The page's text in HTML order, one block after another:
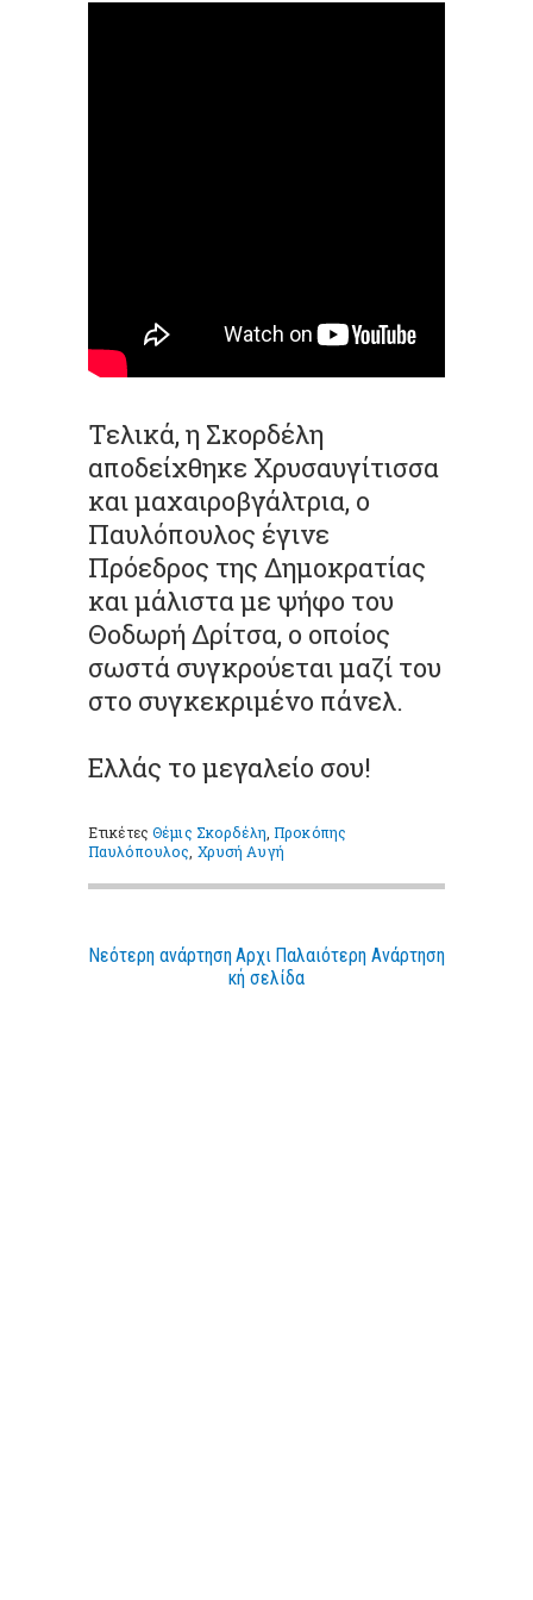
Τελικά, η Σκορδέλη
αποδείχθηκε Χρυσαυγίτισσα
και μαχαιροβγάλτρια, ο
Παυλόπουλος έγινε
Πρόεδρος της Δημοκρατίας
και μάλιστα με ψήφο του
Θοδωρή Δρίτσα, ο οποίος
σωστά συγκρούεται μαζί του
στο συγκεκριμένο πάνελ.
Ελλάς το μεγαλείο σου!
ΕτικέτεςΘέμις Σκορδέλη ,Προκόπης
Παυλόπουλος Χρυσή Αυγή
Νεότερη ανάρτηση Παλαιότερη Ανάρτηση
Αρχι
κή σελίδα